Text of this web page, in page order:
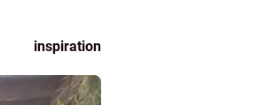
inspiration